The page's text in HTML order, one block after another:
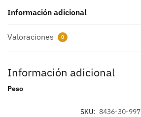
Información adicional
Valoraciones 0
Información adicional
Peso
SKU: 8436-30-997